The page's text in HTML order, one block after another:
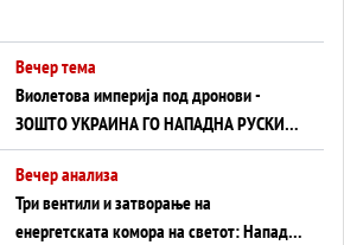
Вечер тема
Виолетова империја под дронови -
ЗОШТО УКРАИНА ГО НАПАДНА РУСКИОТ
WILDBERRIES
Вечер анализа
Три вентили и затворање на
енергетската комора на светот: Нападот